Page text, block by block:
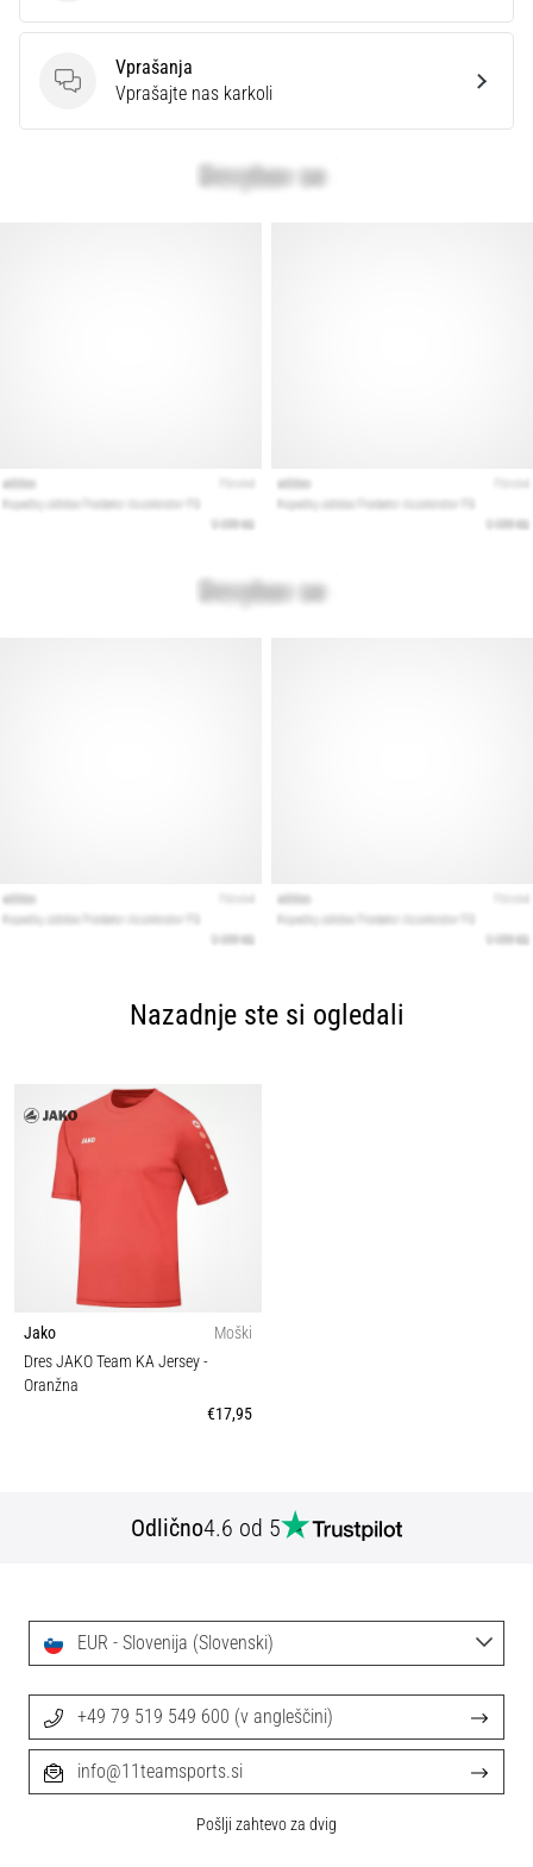
Vprašanja
Vprašanja
Vprašajte nas karkoli
Nazadnje ste si ogledali
Jako
Moški
Dres JAKO Team KA Jersey-
Oranžna
€17,95
Odlično4.6 od 5
EUR - Slovenija (Slovenski)
+49 79 519 549 600 (v angleščini)
info@11teamsports.si
Pošlji zahtevo za dvig